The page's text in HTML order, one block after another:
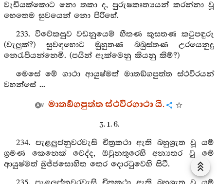
වැඩියක්කොට නො තකා ද, පුරුෂකෘත්‍යයන් කරන්නා වූ
හෙතෙම සුවයෙන් නො පිරිහේ.
233. විවේකසුව වඩනුයෙම් හීතණ කුසතණ කටුපඳුරු
(වැලුක්?) සුවඳහොට මුහුතණ බබුස්තණ උරයෙනුදු
නෙරැපියන්නෙමි. (පයින් ඇක්මෙනු කියනු කිම්?)
මෙසේ මේ ගාථා ආයුෂ්මත් මාතඞ්ගපුත්ත ස්ථවිරයන්
වහන්සේ ...
මාතඞ්ගපුත්ත ස්ථවිරගාථා යි.
3. 1. 6.
234. පැළලුප්නුවරවැසි චිත්‍රකථා ඇති බහුශ්‍රුත වූ යම්
ශ්‍රමණ කෙනෙක් වෙද්ද, ඔවුනතුරෙහි අන්‍යතර වූ මේ
ආයුෂ්මත් බුජ්ජසොහිත තෙර දොරටුවෙහි සිටී.